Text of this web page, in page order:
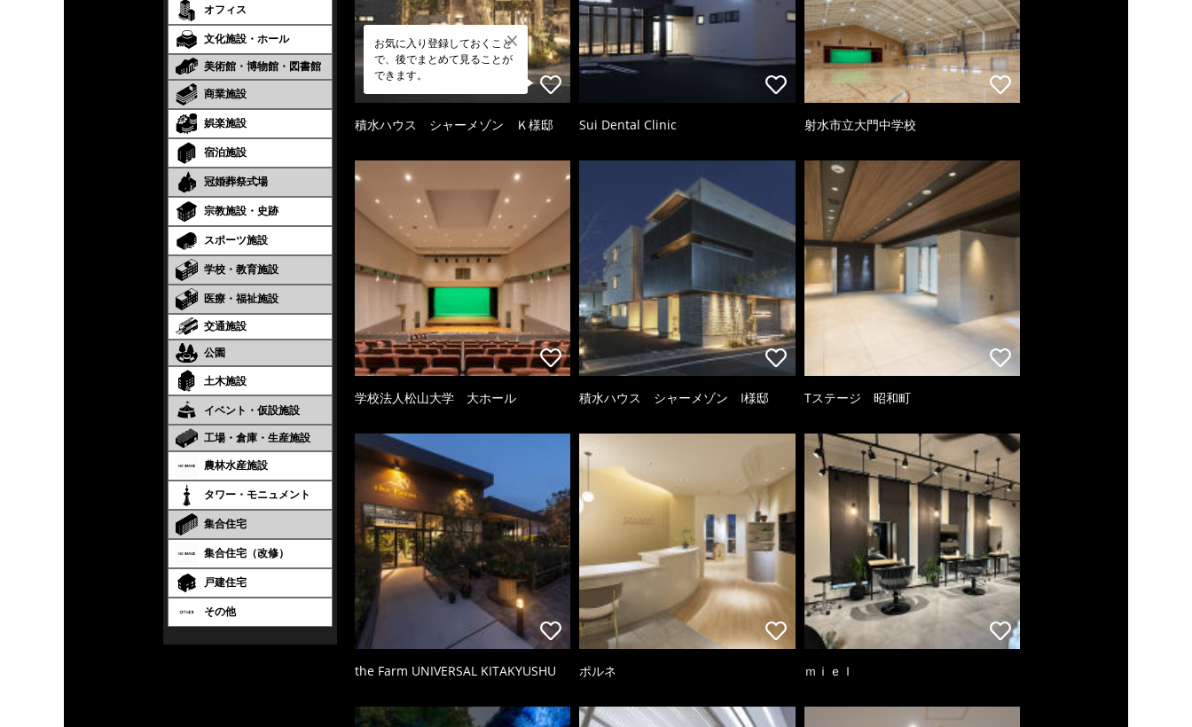
オフィス
文化施設・ホール
美術館・博物館・図書館
商業施設
娯楽施設
宿泊施設
冠婚葬祭式場
宗教施設・史跡
スポーツ施設
学校・教育施設
医療・福祉施設
交通施設
公園
土木施設
イベント・仮設施設
工場・倉庫・生産施設
農林水産施設
タワー・モニュメント
集合住宅
集合住宅（改修）
戸建住宅
その他
お気に入り登録しておくこと
で、後でまとめて見ることが
できます。
積水ハウス シャーメゾン Ｋ様邸 Sui Dental Clinic 射水市立大門中学校
学校法人松山大学 大ホール 積水ハウス シャーメゾン I様邸 Tステージ 昭和町
the Farm UNIVERSAL KITAKYUSHU ポルネ ｍｉｅｌ